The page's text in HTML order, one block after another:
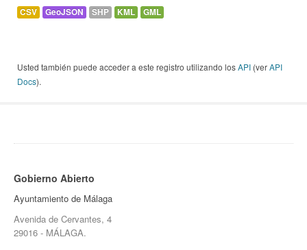
CSV GeoJSON SHP KML GML
Usted también puede acceder a este registro utilizando losAPI (verAPI
Docs).
Gobierno Abierto
Ayuntamiento de Málaga
Avenida de Cervantes, 4
29016 - MÁLAGA.